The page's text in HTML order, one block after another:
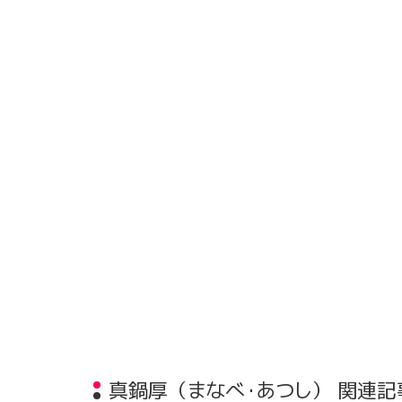
真鍋厚（まなべ・あつし） 関連